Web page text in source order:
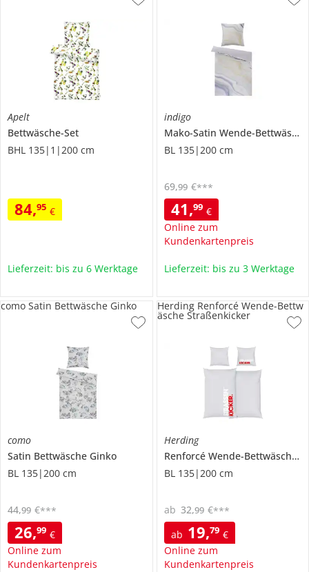
Apelt
Bettwäsche-Set
BHL 135|1|200 cm
84,95 €
Lieferzeit: bis zu 6 Werktage
indigo
Mako-Satin Wende-Bettwäsche
BL 135|200 cm
41,99 €
Online zum
Kundenkartenpreis
69,99 €***
Lieferzeit: bis zu 3 Werktage
como
Satin Bettwäsche Ginko
BL 135|200 cm
26,99 €
Online zum
Kundenkartenpreis
44,99 €***
como Satin Bettwäsche Ginko
Herding
Renforcé Wende-Bettwäsche
BL 135|200 cm
ab 19,79 €
Online zum
Kundenkartenpreis
ab 32,99 €***
Herding Renforcé Wende-Bettw
äsche Straßenkicker